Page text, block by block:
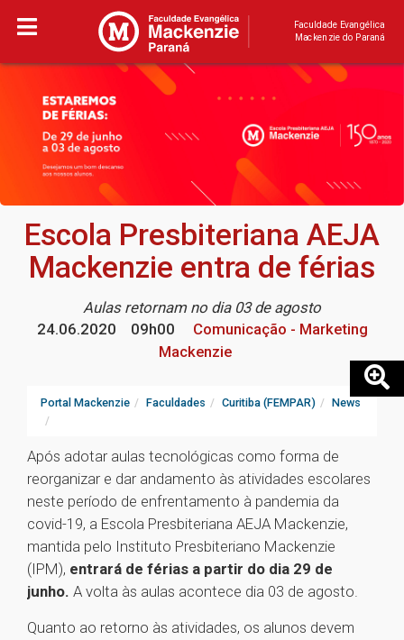
Faculdade Evangélica
Mackenzie do Paraná
Escola Presbiteriana AEJA
Mackenzie entra de férias
Aulas retornam no dia 03 de agosto
24.06.2020
09h00
Comunicação - Marketing
Mackenzie
Portal Mackenzie Faculdades Curitiba (FEMPAR) News
Após adotar aulas tecnológicas como forma de
reorganizar e dar andamento às atividades escolares
neste período de enfrentamento à pandemia da
covid-19, a Escola Presbiteriana AEJA Mackenzie,
mantida pelo Instituto Presbiteriano Mackenzie
(IPM), entrará de férias a partir do dia 29 de
junho. A volta às aulas acontece dia 03 de agosto.
Quanto ao retorno às atividades, os alunos devem